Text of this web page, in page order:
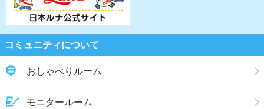
コミュニティについて
おしゃべりルーム
モニタールーム